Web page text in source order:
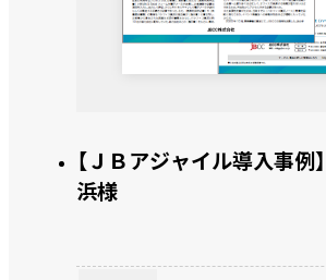
【ＪＢアジャイル導入事例
浜様